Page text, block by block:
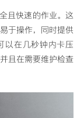
且快速的作业。这
于操作，同时提供
以在几秒钟内卡压
且在需要维护检查